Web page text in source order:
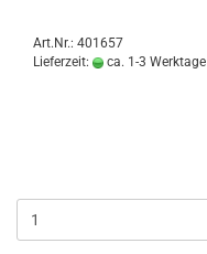
Art.Nr.: 401657
Lieferzeit:
ca. 1-3 Werktage